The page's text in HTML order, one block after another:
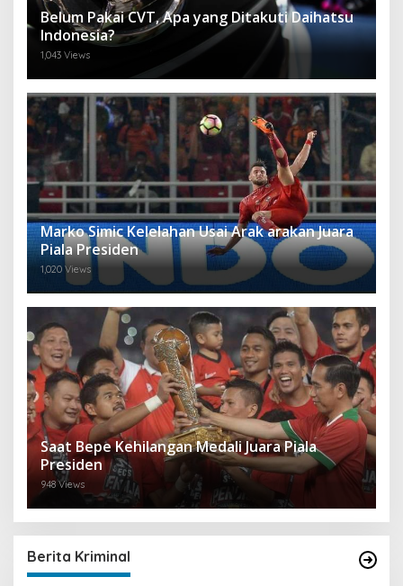
Belum Pakai CVT, Apa yang Ditakuti Daihatsu
Indonesia?
1,043 Views
Marko Simic Kelelahan Usai Arak arakan Juara
Piala Presiden
1,020 Views
Saat Bepe Kehilangan Medali Juara Piala
Presiden
948 Views
Berita Kriminal